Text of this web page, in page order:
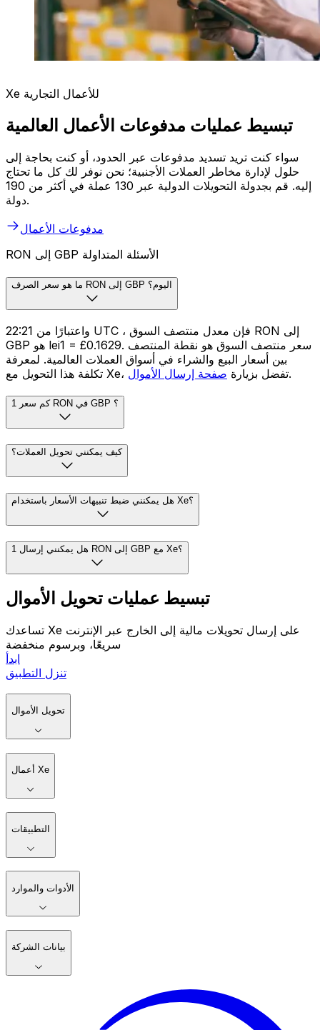
Xe للأعمال التجارية
تبسيط عمليات مدفوعات الأعمال العالمية
حلول لإدارة مخاطر العملات الأجنبية؛ نحن نوفر لك كل ما تحتاج
دولة.
مدفوعات الأعمال
RON إلى GBP الأسئلة المتداولة
ما هو سعر الصرف RON إلى GBP اليوم؟
GBP هو lei1 = £0.1629. سعر منتصف السوق هو نقطة المنتصف
بين أسعار البيع والشراء في أسواق العملات العالمية. لمعرفة
هل يمكنني إرسال 1 RON إلى GBP مع Xe؟
تبسيط عمليات تحويل الأموال
تساعدك Xe على إرسال تحويلات مالية إلى الخارج عبر الإنترنت
سريعًا، وبرسوم منخفضة
تنزل التطبيق
تحويل الأموال
أعمال Xe
التطبيقات
الأدوات والموارد